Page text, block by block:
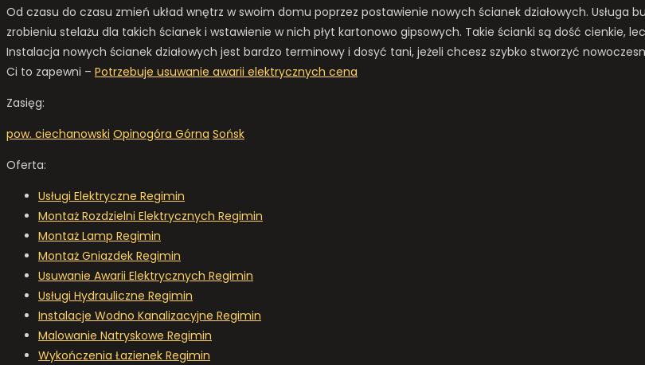
Od czasu do czasu zmień układ wnętrz w swoim domu poprzez postawienie nowych ścianek działowych. Usługa
zrobieniu stelażu dla takich ścianek i wstawienie w nich płyt kartonowo gipsowych. Takie ścianki są dość cienkie,
Instalacja nowych ścianek działowych jest bardzo terminowy i dosyć tani, jeżeli chcesz szybko stworzyć
Ci to zapewni – Potrzebuje usuwanie awarii elektrycznych cena
Zasięg:
pow. ciechanowski Opinogóra Górna Sońsk
Oferta:
Usługi Elektryczne Regimin
Montaż Rozdzielni Elektrycznych Regimin
Montaż Lamp Regimin
Montaż Gniazdek Regimin
Usuwanie Awarii Elektrycznych Regimin
Usługi Hydrauliczne Regimin
Instalacje Wodno Kanalizacyjne Regimin
Malowanie Natryskowe Regimin
Wykończenia Łazienek Regimin